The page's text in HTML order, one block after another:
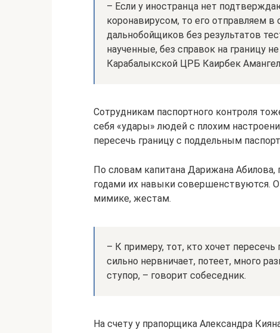
– Если у иностранца нет
коронавирусом, то его отправляем в
дальнобойщиков без результатов
наученные, без справок на границу
Карабалыкской ЦРБ Каирбек
Сотрудникам паспортного контроля
себя «удары» людей с плохим
пересечь границу с поддельным
По словам капитана Дарижана Абилова,
годами их навыки совершенствуются.
мимике, жестам.
– К примеру, тот, кто хочет
сильно нервничает, потеет, много
ступор, – говорит собеседник.
На счету у прапорщика Александра